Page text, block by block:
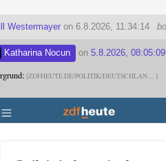
Westermayer on 6.8.2026, 11:34:14
Katharina Nocun on5.8.2026, 08:05:09
ZDFHEUTE.DE/POLITIK/DEUTSCHLAN